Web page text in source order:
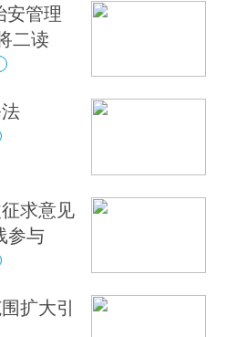
安管理
二读
求意见
参与
扩大引